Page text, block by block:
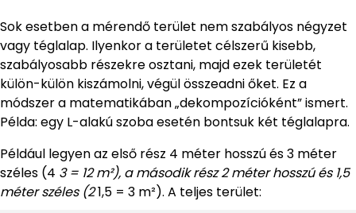
Sok esetben a mérendő terület nem szabályos négyzet
vagy téglalap. Ilyenkor a területet célszerű kisebb,
szabályosabb részekre osztani, majd ezek területét
külön-külön kiszámolni, végül összeadni őket. Ez a
módszer a matematikában „dekompozícióként” ismert.
Példa: egy L-alakú szoba esetén bontsuk két téglalapra.
Például legyen az első rész 4 méter hosszú és 3 méter
széles (4 3 = 12 m²), a második rész 2 méter hosszú és 1,5
méter széles (21,5 = 3 m²). A teljes terület: